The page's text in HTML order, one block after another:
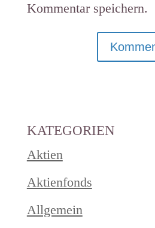
Kommentar speichern.
KATEGORIEN
Aktien
Aktienfonds
Allgemein